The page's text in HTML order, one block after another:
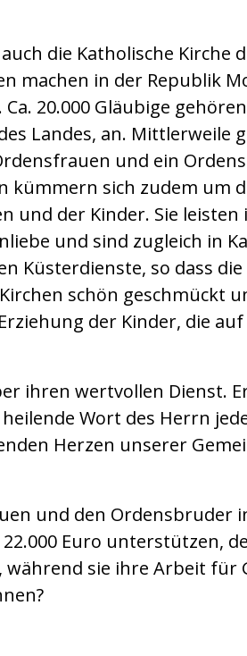
die Katholische Kirche
machen in der Republik
20.000 Gläubige
Landes, an. Mittlerweile
und ein
kümmern sich zudem um
und der Kinder. Sie
und sind zugleich in
Küsterdienste, so dass
schön geschmückt
der Kinder, die
ihren wertvollen Dienst.
Wort des Herrn
Herzen unserer
und den Ordensbruder
Euro unterstützen,
sie ihre Arbeit für